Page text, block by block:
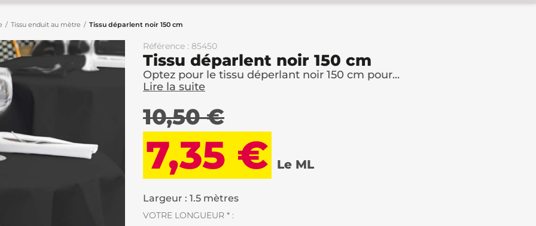
Tissu enduit au mètre Tissu déparlent noir 150 cm
Référence : 85450
Tissu déparlent noir 150 cm
Optez pour le tissu déperlant noir 150 cm pour...
Lire la suite
10,50 €
7,35 € Le ML
Largeur : 1.5 mètres
VOTRE LONGUEUR * :